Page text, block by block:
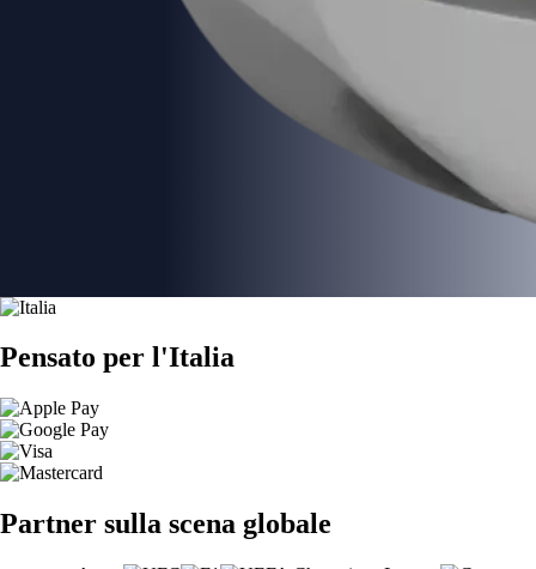
Pensato per l'Italia
Partner sulla scena globale